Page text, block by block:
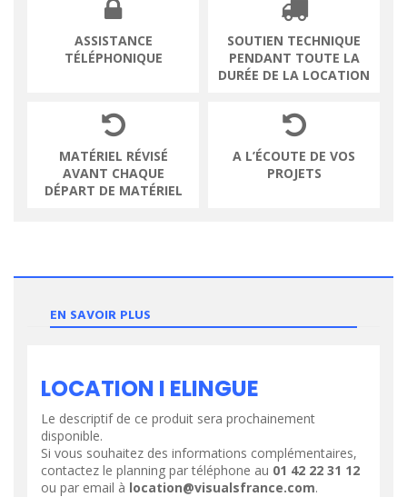
ASSISTANCE
TÉLÉPHONIQUE
SOUTIEN TECHNIQUE
PENDANT TOUTE LA
DURÉE DE LA LOCATION
MATÉRIEL RÉVISÉ
AVANT CHAQUE
DÉPART DE MATÉRIEL
A L’ÉCOUTE DE VOS
PROJETS
EN SAVOIR PLUS
LOCATION I ELINGUE
Le descriptif de ce produit sera prochainement
disponible.
Si vous souhaitez des informations complémentaires,
contactez le planning par téléphone au 01 42 22 31 12
ou par email à location@visualsfrance.com.